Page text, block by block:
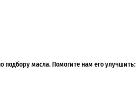
подбору масла. Помогите нам его